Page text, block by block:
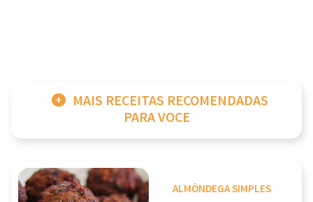
MAIS RECEITAS RECOMENDADAS
PARA VOCE
ALMÔNDEGA SIMPLES